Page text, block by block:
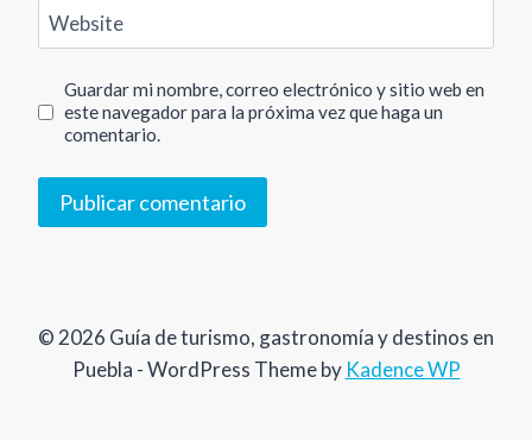
Website
Guardar mi nombre, correo electrónico y sitio web en
este navegador para la próxima vez que haga un
comentario.
© 2026 Guía de turismo, gastronomía y destinos en
Puebla - WordPress Theme by Kadence WP